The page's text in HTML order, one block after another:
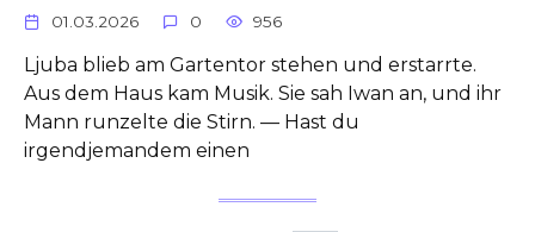
01.03.2026 0 956
Ljuba blieb am Gartentor stehen und erstarrte.
Aus dem Haus kam Musik. Sie sah Iwan an, und ihr
Mann runzelte die Stirn. — Hast du
irgendjemandem einen